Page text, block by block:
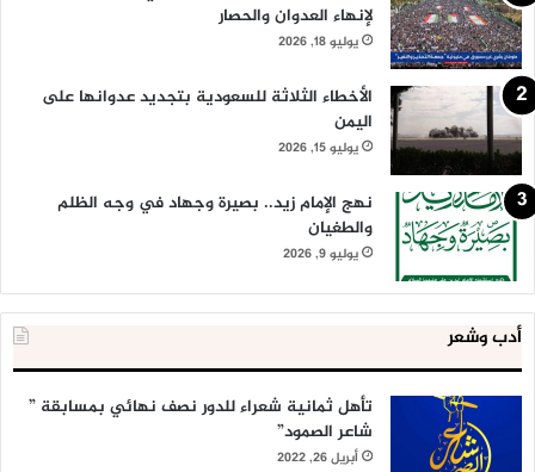
لإنهاء العدوان والحصار
يوليو 18, 2026
الأخطاء الثلاثة للسعودية بتجديد عدوانها على
اليمن
يوليو 15, 2026
نهج الإمام زيد.. بصيرة وجهاد في وجه الظلم
والطغيان
يوليو 9, 2026
أدب وشعر
تأهل ثمانية شعراء للدور نصف نهائي بمسابقة ”
شاعر الصمود”
أبريل 26, 2022